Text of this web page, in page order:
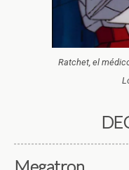
Ratchet, el